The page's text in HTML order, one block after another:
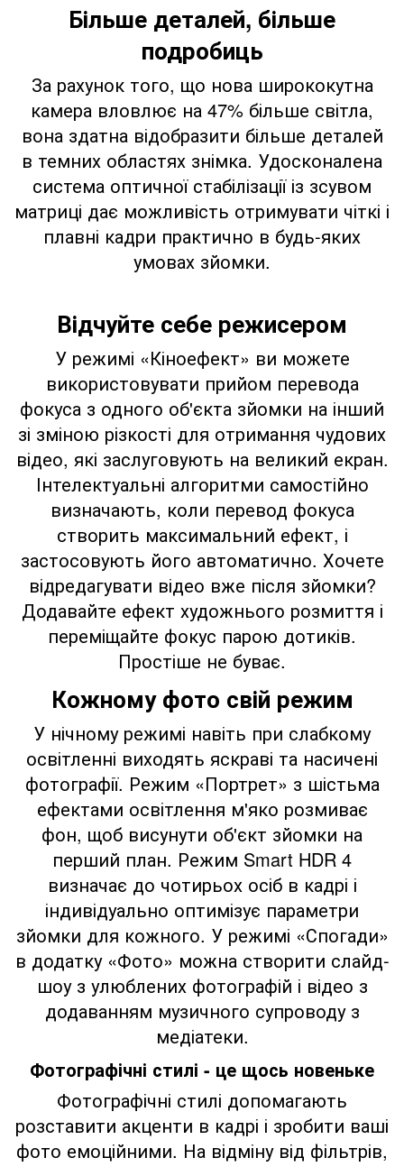
Більше деталей, більше
подробиць
За рахунок того, що нова ширококутна
камера вловлює на 47% більше світла,
вона здатна відобразити більше деталей
в темних областях знімка. Удосконалена
система оптичної стабілізації із зсувом
матриці дає можливість отримувати чіткі і
плавні кадри практично в будь-яких
умовах зйомки.
Відчуйте себе режисером
У режимі «Кіноефект» ви можете
використовувати прийом перевода
фокуса з одного об'єкта зйомки на інший
зі зміною різкості для отримання чудових
відео, які заслуговують на великий екран.
Інтелектуальні алгоритми самостійно
визначають, коли перевод фокуса
створить максимальний ефект, і
застосовують його автоматично. Хочете
відредагувати відео вже після зйомки?
Додавайте ефект художнього розмиття і
переміщайте фокус парою дотиків.
Простіше не буває.
Кожному фото свій режим
У нічному режимі навіть при слабкому
освітленні виходять яскраві та насичені
фотографії. Режим «Портрет» з шістьма
ефектами освітлення м'яко розмиває
фон, щоб висунути об'єкт зйомки на
перший план. Режим Smart HDR 4
визначає до чотирьох осіб в кадрі і
індивідуально оптимізує параметри
зйомки для кожного. У режимі «Спогади»
в додатку «Фото» можна створити слайд-
шоу з улюблених фотографій і відео з
додаванням музичного супроводу з
медіатеки.
Фотографічні стилі - це щось новеньке
Фотографічні стилі допомагають
розставити акценти в кадрі і зробити ваші
фото емоційними. На відміну від фільтрів,